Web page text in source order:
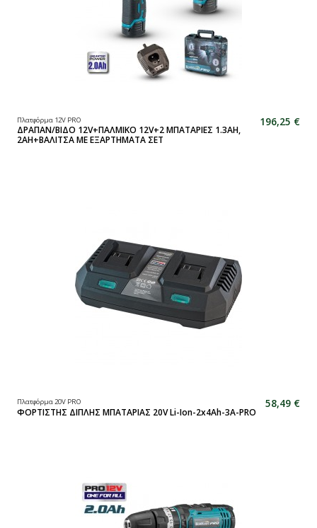
Πλατφόρμα 12V PRO
ΔΡΑΠΑΝ/ΒΙΔΟ 12V+ΠΑΛΜΙΚΟ 12V+2 ΜΠΑΤΑΡΙΕΣ 1.3ΑΗ,
2ΑΗ+ΒΑΛΙΤΣΑ ΜΕ ΕΞΑΡΤΗΜΑΤΑ ΣΕΤ
196,25 €
Πλατφόρμα 20V PRO
ΦΟΡΤΙΣΤΗΣ ΔΙΠΛΗΣ ΜΠΑΤΑΡΙΑΣ 20V Li-Ion-2x4Ah-3A-PRO
58,49 €